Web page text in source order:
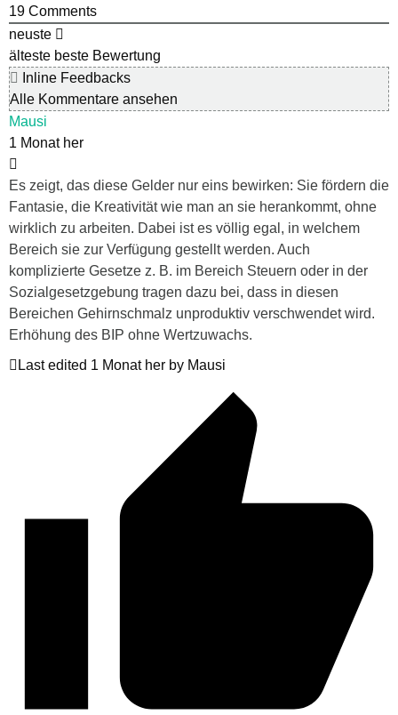
19 Comments
neuste
älteste beste Bewertung
Inline Feedbacks
Alle Kommentare ansehen
Mausi
1 Monat her
Es zeigt, das diese Gelder nur eins bewirken: Sie fördern die
Fantasie, die Kreativität wie man an sie herankommt, ohne
wirklich zu arbeiten. Dabei ist es völlig egal, in welchem
Bereich sie zur Verfügung gestellt werden. Auch
komplizierte Gesetze z. B. im Bereich Steuern oder in der
Sozialgesetzgebung tragen dazu bei, dass in diesen
Bereichen Gehirnschmalz unproduktiv verschwendet wird.
Erhöhung des BIP ohne Wertzuwachs.
Last edited 1 Monat her by Mausi